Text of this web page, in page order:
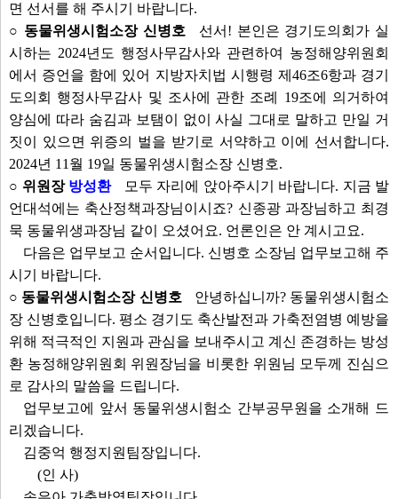
면 선서를 해 주시기 바랍니다.
○ 동물위생시험소장 신병호
선서! 본인은 경기도의회가 실
시하는 2024년도 행정사무감사와 관련하여 농정해양위원회
에서 증언을 함에 있어 지방자치법 시행령 제46조6항과 경기
도의회 행정사무감사 및 조사에 관한 조례 19조에 의거하여
양심에 따라 숨김과 보탬이 없이 사실 그대로 말하고 만일 거
짓이 있으면 위증의 벌을 받기로 서약하고 이에 선서합니다.
2024년 11월 19일 동물위생시험소장 신병호.
○ 위원장 방성환
모두 자리에 앉아주시기 바랍니다. 지금 발
언대석에는 축산정책과장님이시죠? 신종광 과장님하고 최경
묵 동물위생과장님 같이 오셨어요. 언론인은 안 계시고요.
다음은 업무보고 순서입니다. 신병호 소장님 업무보고해 주
시기 바랍니다.
○ 동물위생시험소장 신병호
안녕하십니까? 동물위생시험소
장 신병호입니다. 평소 경기도 축산발전과 가축전염병 예방을
위해 적극적인 지원과 관심을 보내주시고 계신 존경하는 방성
환 농정해양위원회 위원장님을 비롯한 위원님 모두께 진심으
로 감사의 말씀을 드립니다.
업무보고에 앞서 동물위생시험소 간부공무원을 소개해 드
리겠습니다.
김중억 행정지원팀장입니다.
(인 사)